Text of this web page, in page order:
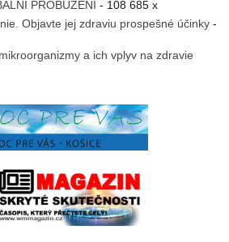
PROBUZENÍ - 108 685 x
Objavte jej zdraviu prospešné účinky -
a ich vplyv na zdravie